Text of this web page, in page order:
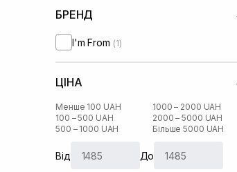
БРЕНД
I'm From (1)
ЦІНА
Менше 100 UAH
100 – 500 UAH
500 – 1000 UAH
1000 – 2000 UAH
2000 – 5000 UAH
Більше 5000 UAH
Від До